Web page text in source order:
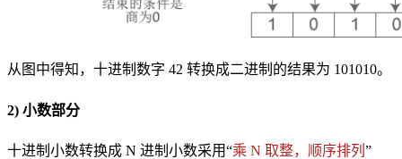
从图中得知，十进制数字 42 转换成二进制的结果为 101010。
2) 小数部分
十进制小数转换成 N 进制小数采用“乘 N 取整，顺序排列 ”